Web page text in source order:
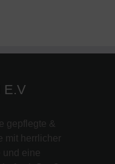
E.V
gepflegte &
mit herrlicher
und eine